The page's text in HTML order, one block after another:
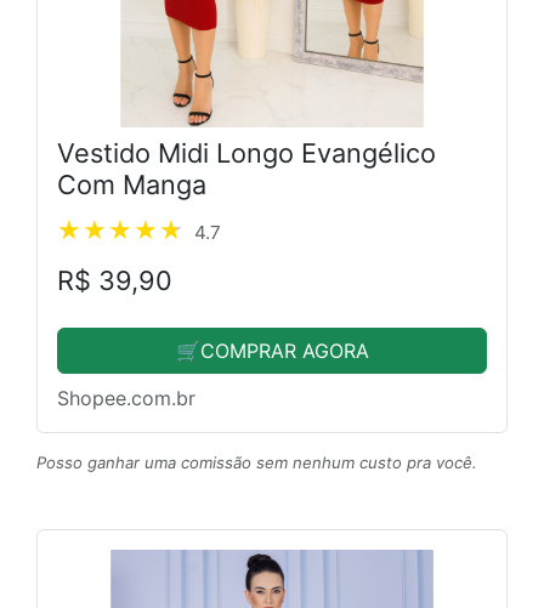
Vestido Midi Longo Evangélico
Com Manga
4.7
R$ 39,90
🛒COMPRAR AGORA
Shopee.com.br
Posso ganhar uma comissão sem nenhum custo pra você.